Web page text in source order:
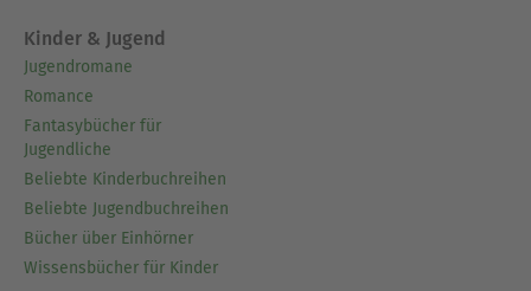
Kinder & Jugend
Jugendromane
Romance
Fantasybücher für
Jugendliche
Beliebte Kinderbuchreihen
Beliebte Jugendbuchreihen
Bücher über Einhörner
Wissensbücher für Kinder